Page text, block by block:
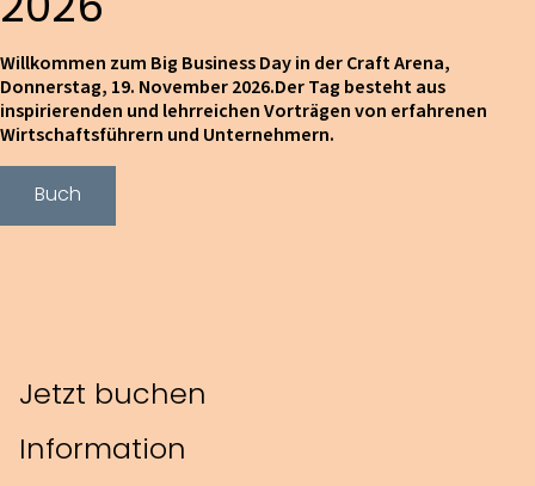
2026
Willkommen zum Big Business Day in der Craft Arena,
Donnerstag, 19. November 2026.Der Tag besteht aus
inspirierenden und lehrreichen Vorträgen von erfahrenen
Wirtschaftsführern und Unternehmern.
Buch
Information
Jetzt buchen